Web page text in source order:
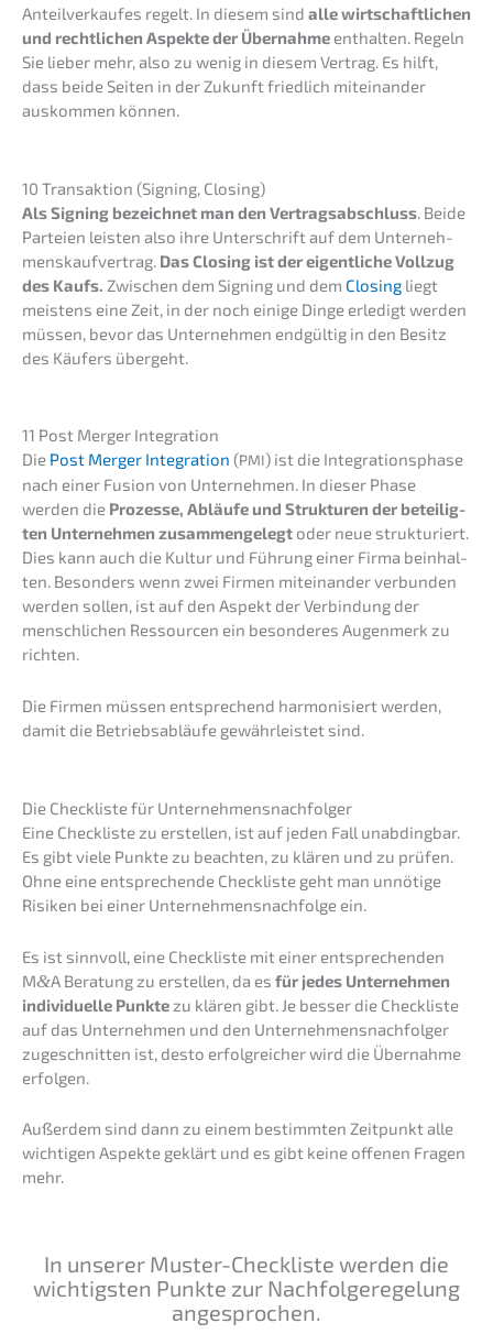
Anteil­ver­kau­fes regelt. In diesem sind alle wirtschaft­li­chen
und recht­li­chen Aspek­te der Übernah­me enthal­ten. Regeln
Sie lieber mehr, also zu wenig in diesem Vertrag. Es hilft,
dass beide Seiten in der Zukunft fried­lich mitein­an­der
auskom­men können.
10 Trans­ak­ti­on (Signing, Closing)
Als Signing bezeich­net man den Vertrags­ab­schluss . Beide
Partei­en leisten also ihre Unter­schrift auf dem Unter­neh­
mens­kauf­ver­trag. Das Closing ist der eigent­li­che Vollzug
des Kaufs. Zwischen dem Signing und dem Closing liegt
meistens eine Zeit, in der noch einige Dinge erledigt werden
müssen, bevor das Unter­neh­men endgül­tig in den Besitz
des Käufers übergeht.
11 Post Merger Integration
Die Post Merger Integra­ti­on (PMI) ist die Integra­ti­ons­pha­se
nach einer Fusion von Unter­neh­men. In dieser Phase
werden die Prozes­se, Abläu­fe und Struk­tu­ren der betei­lig­
ten Unter­neh­men zusam­men­ge­legt oder neue struk­tu­riert.
Dies kann auch die Kultur und Führung einer Firma beinhal­
ten. Beson­ders wenn zwei Firmen mitein­an­der verbun­den
werden sollen, ist auf den Aspekt der Verbin­dung der
mensch­li­chen Ressour­cen ein beson­de­res Augen­merk zu
richten.
Die Firmen müssen entspre­chend harmo­ni­siert werden,
damit die Betriebs­ab­läu­fe gewähr­leis­tet sind.
Die Check­lis­te für Unternehmensnachfolger
Eine Check­lis­te zu erstel­len, ist auf jeden Fall unabding­bar.
Es gibt viele Punkte zu beach­ten, zu klären und zu prüfen.
Ohne eine entspre­chen­de Check­lis­te geht man unnöti­ge
Risiken bei einer Unternehmens­nachfolge ein.
Es ist sinnvoll, eine Check­lis­te mit einer entspre­chen­den
M&A Beratung zu erstel­len, da es für jedes Unter­neh­men
indivi­du­el­le Punkte zu klären gibt. Je besser die Check­lis­te
auf das Unter­neh­men und den Unter­neh­mens­nach­fol­ger
zugeschnit­ten ist, desto erfolg­rei­cher wird die Übernah­me
erfolgen.
Außer­dem sind dann zu einem bestimm­ten Zeitpunkt alle
wichti­gen Aspek­te geklärt und es gibt keine offenen Fragen
mehr.
In unserer Muster-Check­lis­te werden die
wichtigs­ten Punkte zur Nachfol­ge­re­ge­lung
angesprochen.